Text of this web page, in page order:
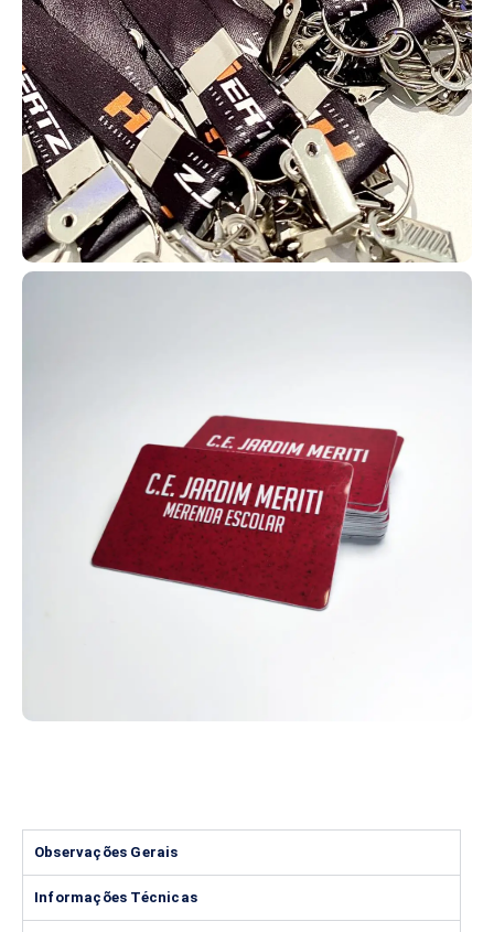
Observações Gerais
Informações Técnicas